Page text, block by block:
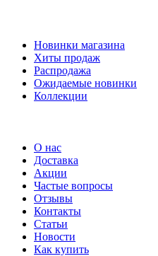
Новинки магазина
Хиты продаж
Распродажа
Ожидаемые новинки
Коллекции
О нас
Доставка
Акции
Частые вопросы
Отзывы
Контакты
Статьи
Новости
Как купить